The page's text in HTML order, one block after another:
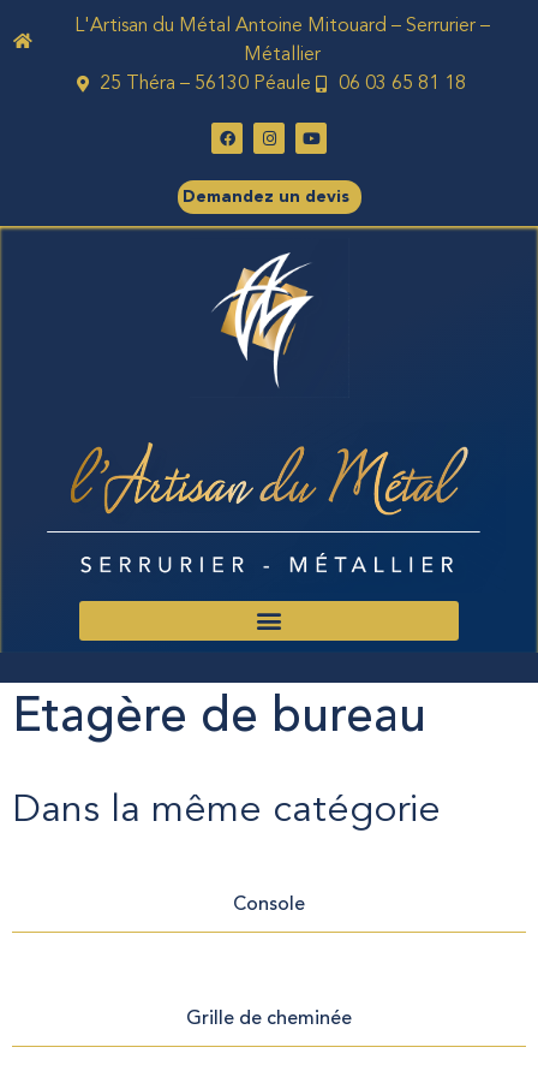
L'Artisan du Métal Antoine Mitouard – Serrurier –
Métallier
25 Théra – 56130 Péaule
06 03 65 81 18
Demandez un devis
Etagère de bureau
Dans la même catégorie
Console
Grille de cheminée